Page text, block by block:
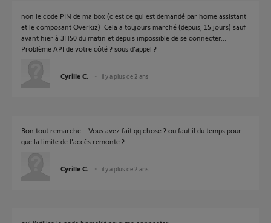
non le code PIN de ma box (c'est ce qui est demandé par home assistant
et le composant Overkiz) .Cela a toujours marché (depuis, 15 jours) sauf
avant hier à 3H50 du matin et depuis impossible de se connecter...
Problème API de votre côté ? sous d'appel ?
Cyrille C. il y a plus de 2 ans
Bon tout remarche... Vous avez fait qq chose ? ou faut il du temps pour
que la limite de l'accès remonte ?
Cyrille C. il y a plus de 2 ans